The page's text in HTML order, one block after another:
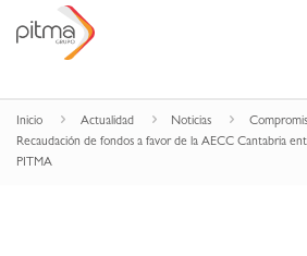
Inicio Actualidad Noticias
Recaudación de fondos a favor de la AECC Cantabria
PITMA